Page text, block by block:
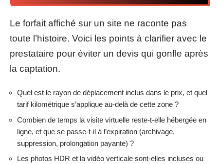
Le forfait affiché sur un site ne raconte pas
toute l’histoire. Voici les points à clarifier avec le
prestataire pour éviter un devis qui gonfle après
la captation.
Quel est le rayon de déplacement inclus dans le prix, et quel
tarif kilométrique s’applique au-delà de cette zone ?
Combien de temps la visite virtuelle reste-t-elle hébergée en
ligne, et que se passe-t-il à l’expiration (archivage,
suppression, prolongation payante) ?
Les photos HDR et la vidéo verticale sont-elles incluses ou